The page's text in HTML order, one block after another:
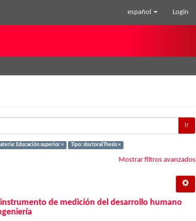
español Login
Ir
Educación superior × Tipo: doctoralThesis ×
Mostrar filtros avanzados
de medición del desarrollo humano